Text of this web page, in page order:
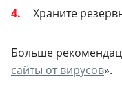
Храните
Больше
сайты от вирусов».